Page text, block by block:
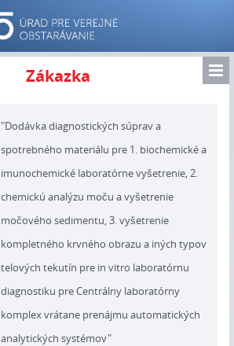
Zákazka
"Dodávka diagnostických súprav a
spotrebného materiálu pre 1. biochemické a
imunochemické laboratórne vyšetrenie, 2.
chemickú analýzu moču a vyšetrenie
močového sedimentu, 3. vyšetrenie
kompletného krvného obrazu a iných typov
telových tekutín pre in vitro laboratórnu
diagnostiku pre Centrálny laboratórny
komplex vrátane prenájmu automatických
analytických systémov"